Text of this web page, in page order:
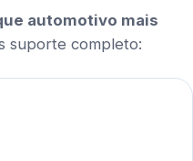
automotivo mais
suporte completo: